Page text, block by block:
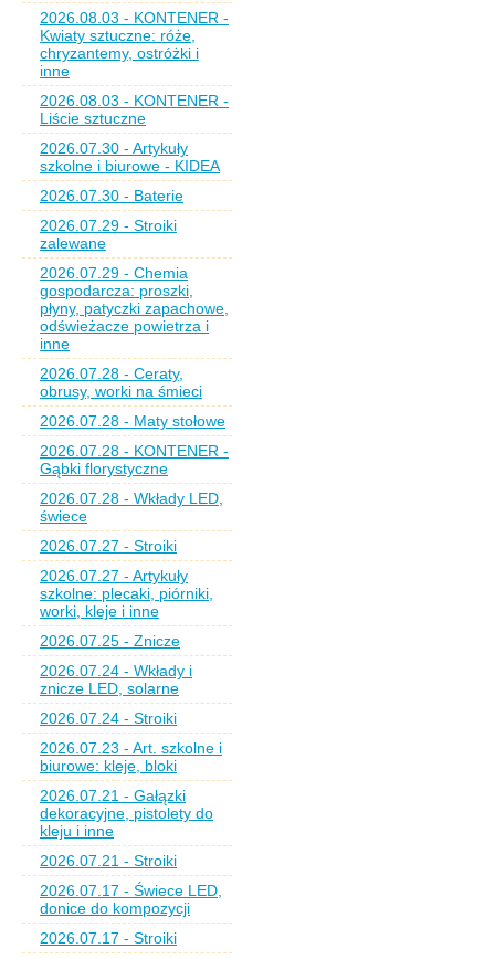
2026.08.03 - KONTENER -
Kwiaty sztuczne: róże,
chryzantemy, ostróżki i
inne
2026.08.03 - KONTENER -
Liście sztuczne
2026.07.30 - Artykuły
szkolne i biurowe - KIDEA
2026.07.30 - Baterie
2026.07.29 - Stroiki
zalewane
2026.07.29 - Chemia
gospodarcza: proszki,
płyny, patyczki zapachowe,
odświeżacze powietrza i
inne
2026.07.28 - Ceraty,
obrusy, worki na śmieci
2026.07.28 - Maty stołowe
2026.07.28 - KONTENER -
Gąbki florystyczne
2026.07.28 - Wkłady LED,
świece
2026.07.27 - Stroiki
2026.07.27 - Artykuły
szkolne: plecaki, piórniki,
worki, kleje i inne
2026.07.25 - Znicze
2026.07.24 - Wkłady i
znicze LED, solarne
2026.07.24 - Stroiki
2026.07.23 - Art. szkolne i
biurowe: kleje, bloki
2026.07.21 - Gałązki
dekoracyjne, pistolety do
kleju i inne
2026.07.21 - Stroiki
2026.07.17 - Świece LED,
donice do kompozycji
2026.07.17 - Stroiki